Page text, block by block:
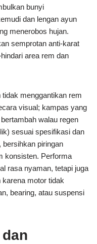
bunyi
dan lengan ayun
menerobos hujan.
semprotan anti-karat
area rem dan
menggantikan rem
visual; kampas yang
walau regen
sesuai spesifikasi dan
bersihkan piringan
konsisten. Performa
rasa nyaman, tetapi juga
karena motor tidak
bearing, atau suspensi